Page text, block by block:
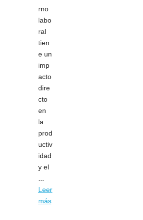
rno
labo
ral
tien
e un
imp
acto
dire
cto
en
la
prod
uctiv
idad
y el
Leer
más